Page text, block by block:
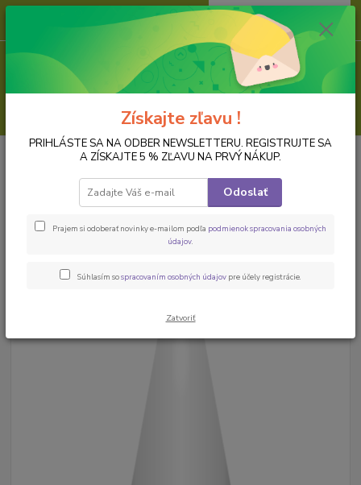
ks
za 0,00 EUR
Farbivá a pigmenty Pigmenty do živice
Farbivo do živice (resin tint),
námorícka, 20 ml
Získajte zľavu !
PRIHLÁSTE SA NA ODBER NEWSLETTERU. REGISTRUJTE SA
A ZÍSKAJTE 5 % ZĽAVU NA PRVÝ NÁKUP.
Odoslať
Prajem si odoberať novinky e-mailom podľa podmienok spracovania osobných
údajov.
Súhlasím sospracovaním osobných údajov pre účely registrácie.
Zatvoriť